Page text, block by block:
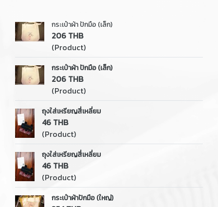
กระเป๋าผ้า ปักมือ (เล็ก)
206 THB
(Product)
กระเป๋าผ้า ปักมือ (เล็ก)
206 THB
(Product)
ถุงใส่เหรียญสี่เหลี่ยม
46 THB
(Product)
ถุงใส่เหรียญสี่เหลี่ยม
46 THB
(Product)
กระเป๋าผ้าปักมือ (ใหญ่)